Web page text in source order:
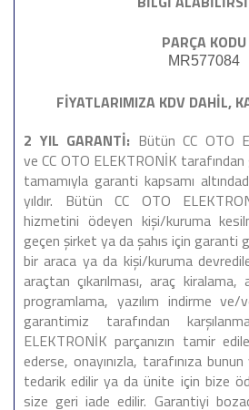
PARÇA KODU
MR577084
FİYATLARIMIZA KDV DAHİL,
2 YIL GARANTİ: Bütün CC OTO
ve CC OTO ELEKTRONİK
tamamıyla garanti kapsamı
yıldır. Bütün CC OTO
hizmetini ödeyen kişi/kuruma
geçen şirket ya da şahıs için garanti
bir araca ya da kişi/kuruma
araçtan çıkarılması, araç
programlama, yazılım indirme
garantimiz tarafından
ELEKTRONİK parçanızın tamir
ederse, onayınızla, tarafınıza
tedarik edilir ya da ünite için bize
size geri iade edilir. Garantiyi